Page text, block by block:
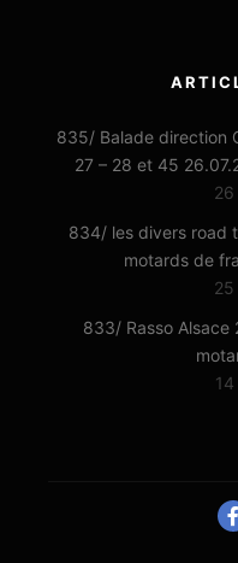
835/ Balade direction
27 – 28 et 45
834/ les divers road
motards de
833/ Rasso Alsace